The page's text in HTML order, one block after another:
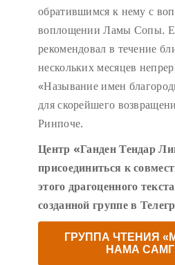
обратившимся к нему с
воплощении Ламы Сопы.
рекомендовал в течение
нескольких месяцев
«Называние имен
для скорейшего
Ринпоче.
Центр «Ганден Тендар
присоединиться к
этого драгоценного
созданной группе в
ГРУППА ЧТЕНИЯ
НАМА